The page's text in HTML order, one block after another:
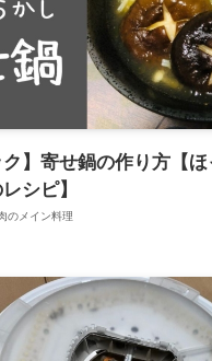
ク】寄せ鍋の作り方【
シピ】
のメイン料理